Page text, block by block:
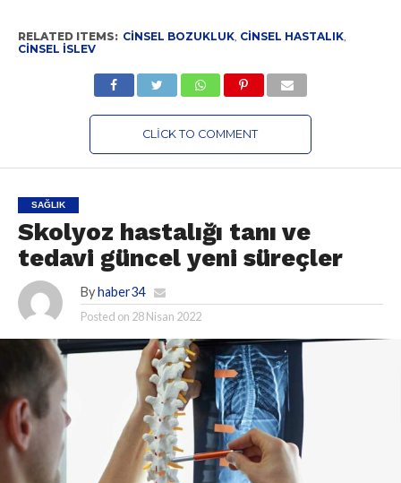
RELATED ITEMS: CINSEL BOZUKLUK, CINSEL HASTALIK,
CINSEL ISLEV
CLICK TO COMMENT
SAĞLIK
Skolyoz hastalığı tanı ve
tedavi güncel yeni süreçler
By haber34
Posted on 28 Nisan 2022